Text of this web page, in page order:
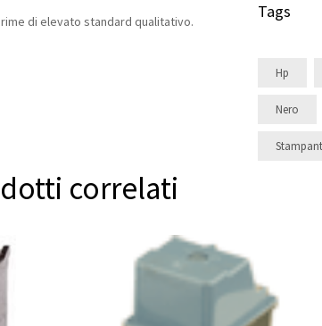
di elevato standard qualitativo.
Tags
Hp
Nero
correlati